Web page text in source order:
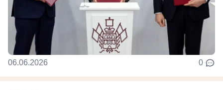
06.06.2026 0